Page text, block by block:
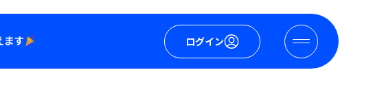
ログイン